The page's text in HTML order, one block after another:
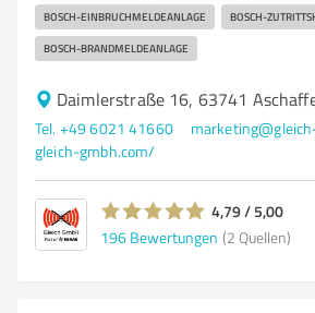
BOSCH-EINBRUCHMELDEANLAGE BOSCH-
BOSCH-BRANDMELDEANLAGE
Daimlerstraße 16, 63741
Tel. +49 6021 41660
gleich-gmbh.com/
4,79 / 5,00
196 Bewertungen (2 Quellen)